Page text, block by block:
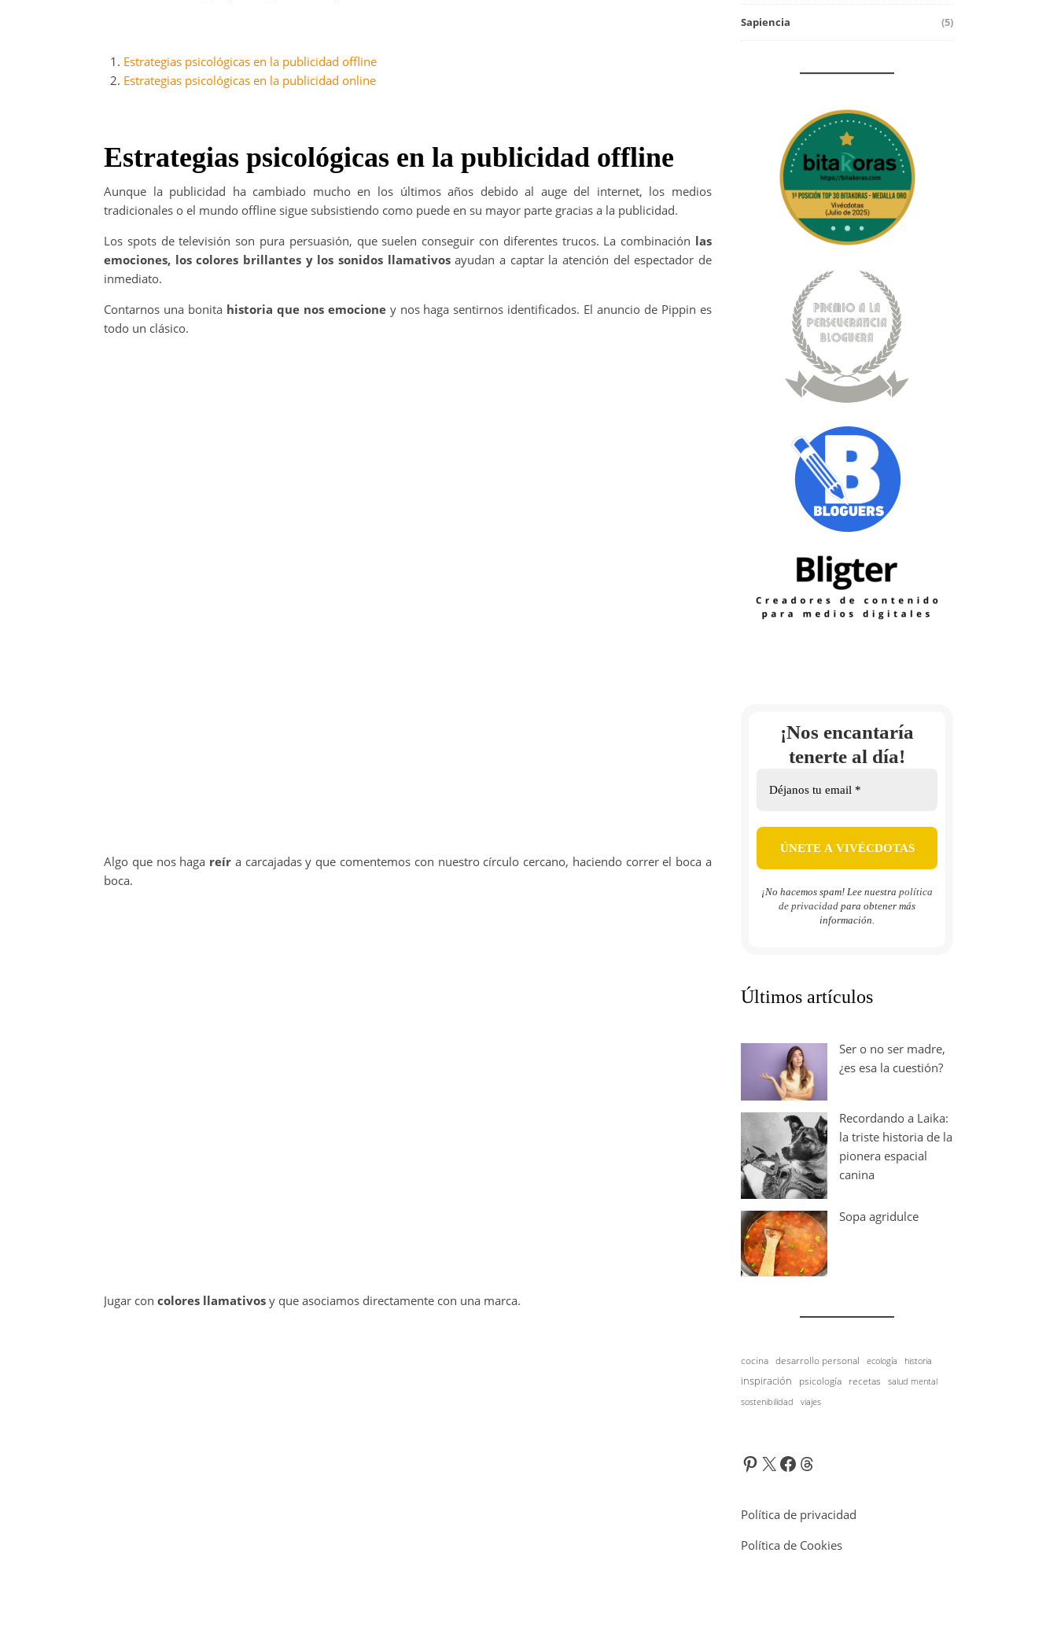
Estrategias psicológicas en la publicidad offline
Estrategias psicológicas en la publicidad online
Estrategias psicológicas en la publicidad offline
Aunque la publicidad ha cambiado mucho en los últimos años debido al auge del internet, los medios
tradicionales o el mundo offline sigue subsistiendo como puede en su mayor parte gracias a la publicidad.
Los spots de televisión son pura persuasión, que suelen conseguir con diferentes trucos. La combinación las
emociones, los colores brillantes y los sonidos llamativosayudan a captar la atención del espectador de
inmediato.
Contarnos una bonita historia que nos emocioney nos haga sentirnos identificados. El anuncio de Pippin es
todo un clásico.
Algo que nos haga reír a carcajadas y que comentemos con nuestro círculo cercano, haciendo correr el boca a
boca.
Jugar con colores llamativos y que asociamos directamente con una marca.
Sapiencia (5)
¡Nos encantaría
tenerte al día!
¡No hacemos spam! Lee nuestra política
de privacidad para obtener más
información.
Últimos artículos
Ser o no ser madre,
¿es esa la cuestión?
Recordando a Laika:
la triste historia de la
pionera espacial
canina
Sopa agridulce
cocina desarrollo personal ecología historia
inspiración psicología recetas salud mental
sostenibilidad viajes
Pinterest
X Facebook
Threads
Política de privacidad
Política de Cookies